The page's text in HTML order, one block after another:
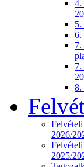
4.
5.
6.
7.
7.
8.
2026/
2025/